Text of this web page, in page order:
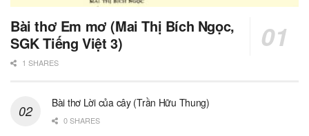
Bài thơ Em mơ (Mai Thị Bích Ngọc,
SGK Tiếng Việt 3)
1 SHARES
Bài thơ Lời của cây (Trần Hữu Thung)
0 SHARES